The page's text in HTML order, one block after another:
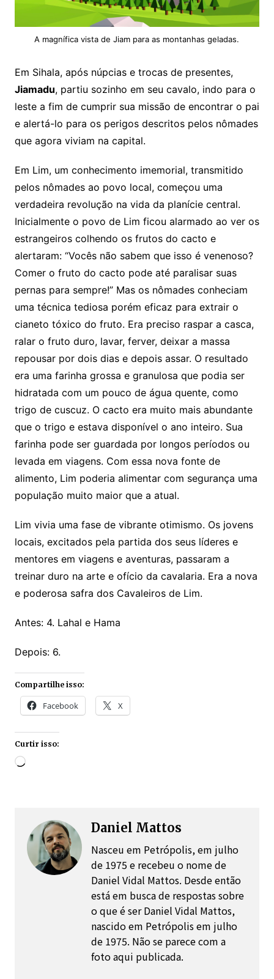
A magnífica vista de Jiam para as montanhas geladas.
Em Sihala, após núpcias e trocas de presentes,
Jiamadu, partiu sozinho em seu cavalo, indo para o
leste a fim de cumprir sua missão de encontrar o pai
e alertá-lo para os perigos descritos pelos nômades
que agora viviam na capital.
Em Lim, um conhecimento imemorial, transmitido
pelos nômades ao povo local, começou uma
verdadeira revolução na vida da planície central.
Inicialmente o povo de Lim ficou alarmado ao ver os
estrangeiros colhendo os frutos do cacto e
alertaram: “Vocês não sabem que isso é venenoso?
Comer o fruto do cacto pode até paralisar suas
pernas para sempre!” Mas os nômades conheciam
uma técnica tediosa porém eficaz para extrair o
cianeto tóxico do fruto. Era preciso raspar a casca,
ralar o fruto duro, lavar, ferver, deixar a massa
repousar por dois dias e depois assar. O resultado
era uma farinha grossa e granulosa que podia ser
hidratada com um pouco de água quente, como
trigo de cuscuz. O cacto era muito mais abundante
que o trigo e estava disponível o ano inteiro. Sua
farinha pode ser guardada por longos períodos ou
levada em viagens. Com essa nova fonte de
alimento, Lim poderia alimentar com segurança uma
população muito maior que a atual.
Lim vivia uma fase de vibrante otimismo. Os jovens
locais, excitados pela partida dos seus líderes e
mentores em viagens e aventuras, passaram a
treinar duro na arte e ofício da cavalaria. Era a nova
e poderosa safra dos Cavaleiros de Lim.
Antes: 4. Lahal e Hama
Depois: 6.
Compartilhe isso:
Facebook X
Curtir isso:
Carregando...
Daniel Mattos
Nasceu em Petrópolis, em julho
de 1975 e recebeu o nome de
Daniel Vidal Mattos. Desde então
está em busca de respostas sobre
o que é ser Daniel Vidal Mattos,
nascido em Petrópolis em julho
de 1975. Não se parece com a
foto aqui publicada.